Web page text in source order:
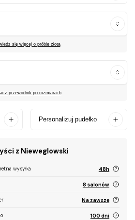
się więcej o próbie złota
przewodnik po rozmiarach
Personalizuj pudełko
z Nieweglowski
wysyłka 48h
8 salonów
Na zawsze
100 dni